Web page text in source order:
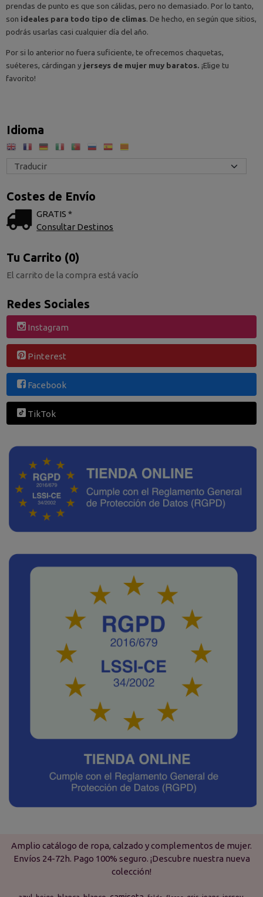
Idioma
Costes de Envío
GRATIS *
Consultar Destinos
Tu Carrito (0)
El carrito de la compra está vacío
Redes Sociales
Instagram
Pinterest
Facebook
TikTok
prendas de punto es que son cálidas, pero no demasiado. Por lo tanto,
son ideales para todo tipo de climas. De hecho, en según que sitios,
podrás usarlas casi cualquier día del año.
Por si lo anterior no fuera suficiente, te ofrecemos chaquetas,
suéteres, cárdingan y jerseys de mujer muy baratos. ¡Elige tu
favorito!
Amplio catálogo de ropa, calzado y complementos de mujer.
Envíos 24-72h. Pago 100% seguro. ¡Descubre nuestra nueva
colección!